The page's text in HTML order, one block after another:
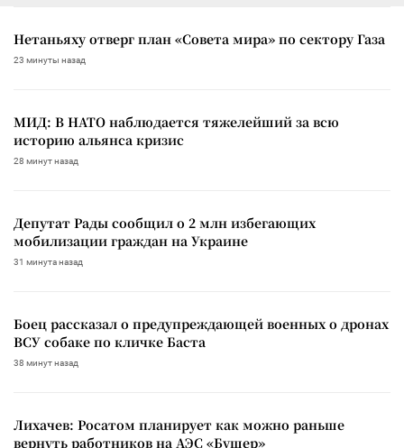
Нетаньяху отверг план «Совета мира» по сектору Газа
23 минуты назад
МИД: В НАТО наблюдается тяжелейший за всю
историю альянса кризис
28 минут назад
Депутат Рады сообщил о 2 млн избегающих
мобилизации граждан на Украине
31 минута назад
Боец рассказал о предупреждающей военных о дронах
ВСУ собаке по кличке Баста
38 минут назад
Лихачев: Росатом планирует как можно раньше
вернуть работников на АЭС «Бушер»